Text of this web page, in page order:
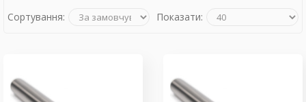
Сортування:
Показати: